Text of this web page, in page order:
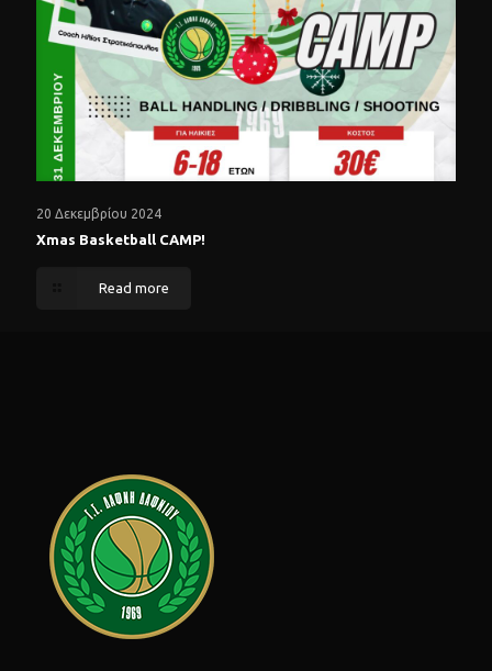
20 Δεκεμβρίου 2024
Xmas Basketball CAMP!
Read more